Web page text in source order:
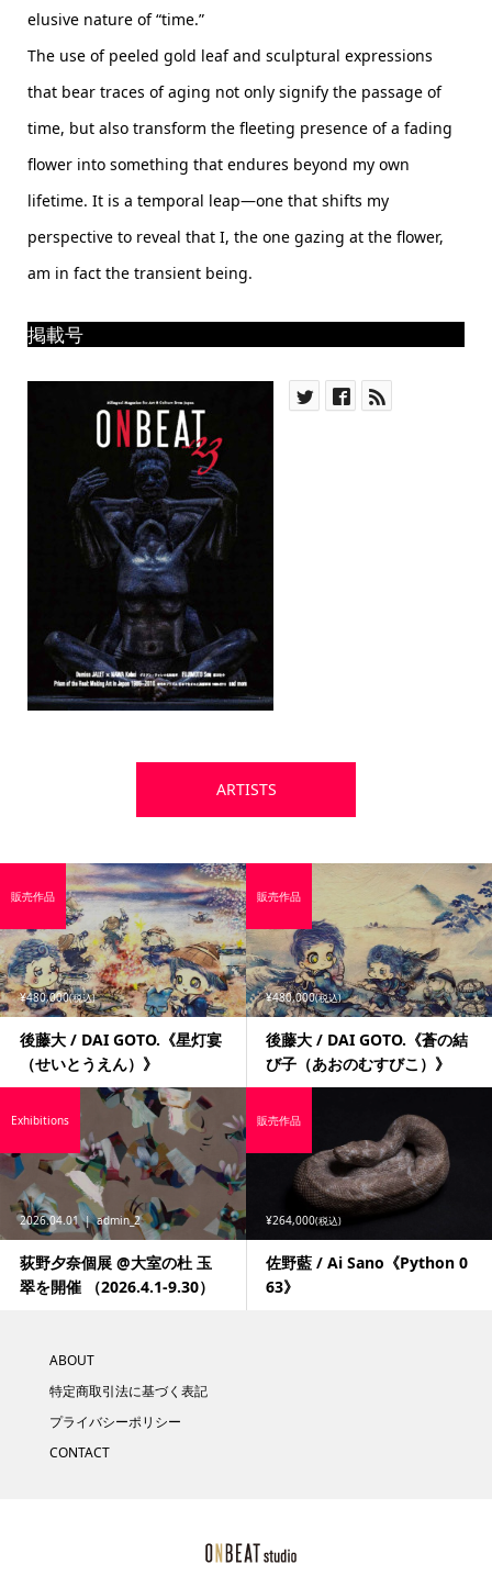
elusive nature of “time.”
The use of peeled gold leaf and sculptural expressions
that bear traces of aging not only signify the passage of
time, but also transform the fleeting presence of a fading
flower into something that endures beyond my own
lifetime. It is a temporal leap—one that shifts my
perspective to reveal that I, the one gazing at the flower,
am in fact the transient being.
掲載号
ARTISTS
¥480,000(税込)
後藤大 / DAI GOTO.《星灯宴
（せいとうえん）》
販売作品
¥480,000(税込)
後藤大 / DAI GOTO.《蒼の結
び子（あおのむすびこ）》
販売作品
2026.04.01 admin_2
荻野夕奈個展 @大室の杜 玉
翠を開催 （2026.4.1-9.30）
Exhibitions
¥264,000(税込)
佐野藍 / Ai Sano《Python 0
63》
販売作品
ABOUT
特定商取引法に基づく表記
プライバシーポリシー
CONTACT